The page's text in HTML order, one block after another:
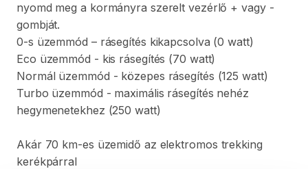
nyomd meg a kormányra szerelt vezérlő + vagy -
gombját.
0-s üzemmód – rásegítés kikapcsolva (0 watt)
Eco üzemmód - kis rásegítés (70 watt)
Normál üzemmód - közepes rásegítés (125 watt)
Turbo üzemmód - maximális rásegítés nehéz
hegymenetekhez (250 watt)
Akár 70 km-es üzemidő az elektromos trekking
kerékpárral